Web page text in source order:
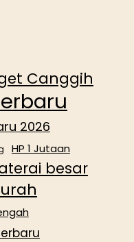
Canggih
2026
HP 1 Jutaan
besar